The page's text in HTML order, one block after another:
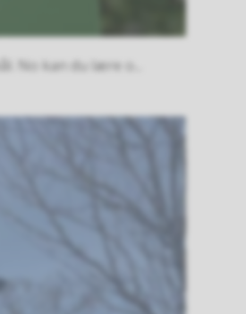
No kan du lære o...